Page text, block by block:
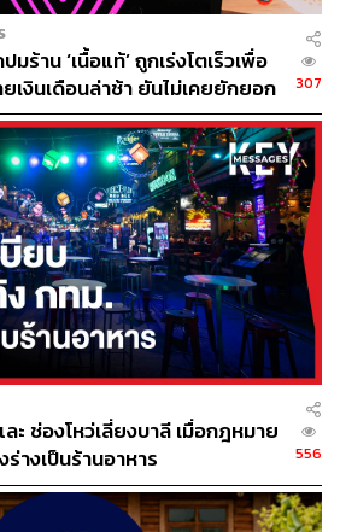
ความรักษ์โลกและเสียงเพลง ดีไซน์
RADICAL CLUB จึงใช้วัสดุ
บเสียงที่เห็นบ่อยๆ ตามห้องซ้อม
ะช่วยกันเสียงไม่ให้ออกไปข้างนอก
ลคลับสุดเก๋แห่งนี้ด้วย
ร้าน ‘เนื้อแท้’ ถูกเร่งโตเร็วเพื่อ
เงินเดือนล่าช้า ยันไม่เคยยักยอก
307
ะ ช่องโหว่เลี่ยงบาลี เมื่อกฎหมาย
างเป็นร้านอาหาร
556